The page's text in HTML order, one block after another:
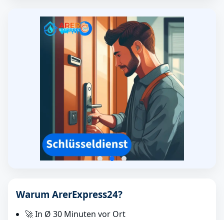
Warum ArerExpress24?
🚀 In Ø 30 Minuten vor Ort